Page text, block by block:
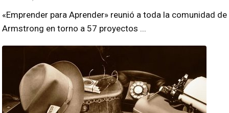
«Emprender para Aprender» reunió a toda la comunidad de
Armstrong en torno a 57 proyectos ...